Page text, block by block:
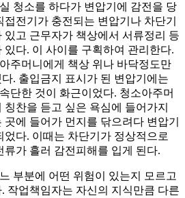
청소를 하다가 변압기에 감전을 당
전기가 충전되는 변압기나 차단기
있고 근무자가 책상에서 서류정리 등
있다. 이 사이를 구획하여 관리한다.
주머니에게 책상 위나 바닥정도만
. 출입금지 표시가 된 변압기에는
단한 것이 화근이었다. 청소아주머
찬을 듣고 싶은 욕심에 들어가지
에 들어가 먼지를 닦으려다 변압기
었다. 이때는 차단기가 정상적으로
류가 흘러 감전피해를 입게 된다.
부분에 어떤 위험이 있는지 모르고
작업책임자는 자신의 지식만큼 다른